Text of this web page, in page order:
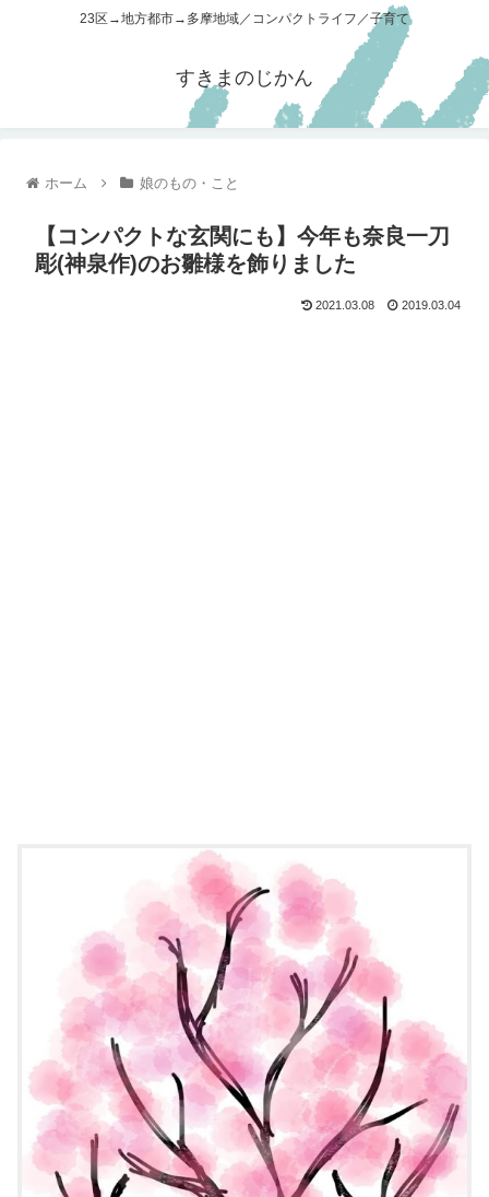
23区→地方都市→多摩地域／コンパクトライフ／子育て
すきまのじかん
ホーム 娘のもの・こと
【コンパクトな玄関にも】今年も奈良一刀
彫(神泉作)のお雛様を飾りました
2021.03.08 2019.03.04